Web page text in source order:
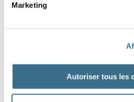
Marketing
Autoriser tous les